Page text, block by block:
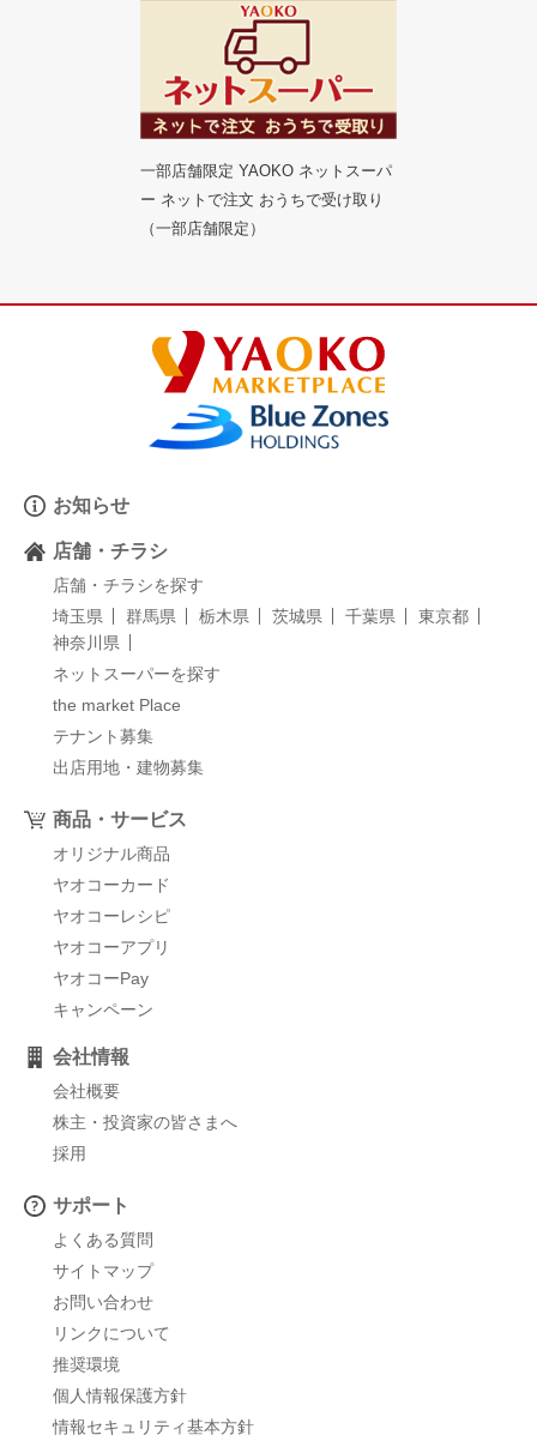
一部店舗限定 YAOKO ネットスーパ
ー ネットで注文 おうちで受け取り
（一部店舗限定）
お知らせ
店舗・チラシ
店舗・チラシを探す
埼玉県
群馬県 栃木県 茨城県 千葉県
東京都
神奈川県
ネットスーパーを探す
the market Place
テナント募集
出店用地・建物募集
商品・サービス
オリジナル商品
ヤオコーカード
ヤオコーレシピ
ヤオコーアプリ
ヤオコーPay
キャンペーン
会社情報
会社概要
株主・投資家の皆さまへ
採用
サポート
よくある質問
サイトマップ
お問い合わせ
リンクについて
推奨環境
個人情報保護方針
情報セキュリティ基本方針